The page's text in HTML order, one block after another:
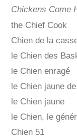
Chickens Come
the Chief Cook
Chien de la
le Chien des
le Chien enragé
le Chien jaune
le Chien jaune
le Chien, le
Chien 51